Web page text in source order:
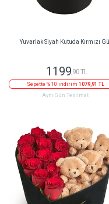
Yuvarlak Siyah Kutuda Kırmızı Gül
1199,90 TL
Sepette % 10 indirim 1079,91 TL
Aynı Gün Teslimat